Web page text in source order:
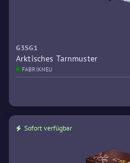
G3SG1
Arktisches Tarnmuster
FABRIKNEU
Sofort verfügbar